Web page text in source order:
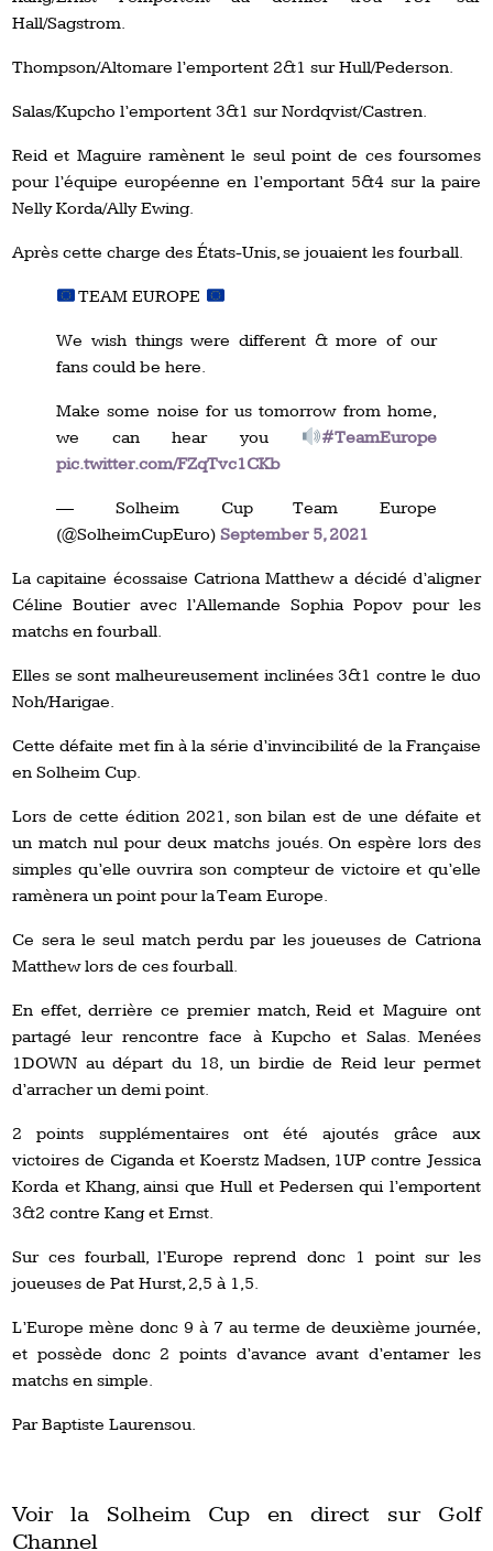
Hall/Sagstrom.
Thompson/Altomare l’emportent 2&1 sur Hull/Pederson.
Salas/Kupcho l’emportent 3&1 sur Nordqvist/Castren.
Reid et Maguire ramènent le seul point de ces foursomes
pour l’équipe européenne en l’emportant 5&4 sur la paire
Nelly Korda/Ally Ewing.
Après cette charge des États-Unis, se jouaient les fourball.
TEAM EUROPE
We wish things were different & more of our
fans could be here.
Make some noise for us tomorrow from home,
we can hear you
#TeamEurope
pic.twitter.com/FZqTvc1CKb
— Solheim Cup Team Europe
(@SolheimCupEuro)September 5, 2021
La capitaine écossaise Catriona Matthew a décidé d’aligner
Céline Boutier avec l’Allemande Sophia Popov pour les
matchs en fourball.
Elles se sont malheureusement inclinées 3&1 contre le duo
Noh/Harigae.
Cette défaite met fin à la série d’invincibilité de la Française
en Solheim Cup.
Lors de cette édition 2021, son bilan est de une défaite et
un match nul pour deux matchs joués. On espère lors des
simples qu’elle ouvrira son compteur de victoire et qu’elle
ramènera un point pour la Team Europe.
Ce sera le seul match perdu par les joueuses de Catriona
Matthew lors de ces fourball.
En effet, derrière ce premier match, Reid et Maguire ont
partagé leur rencontre face à Kupcho et Salas. Menées
1DOWN au départ du 18, un birdie de Reid leur permet
d’arracher un demi point.
2 points supplémentaires ont été ajoutés grâce aux
victoires de Ciganda et Koerstz Madsen, 1UP contre Jessica
Korda et Khang, ainsi que Hull et Pedersen qui l’emportent
3&2 contre Kang et Ernst.
Sur ces fourball, l’Europe reprend donc 1 point sur les
joueuses de Pat Hurst, 2,5 à 1,5.
L’Europe mène donc 9 à 7 au terme de deuxième journée,
et possède donc 2 points d’avance avant d’entamer les
matchs en simple.
Par Baptiste Laurensou.
Voir la Solheim Cup en direct sur Golf
Channel